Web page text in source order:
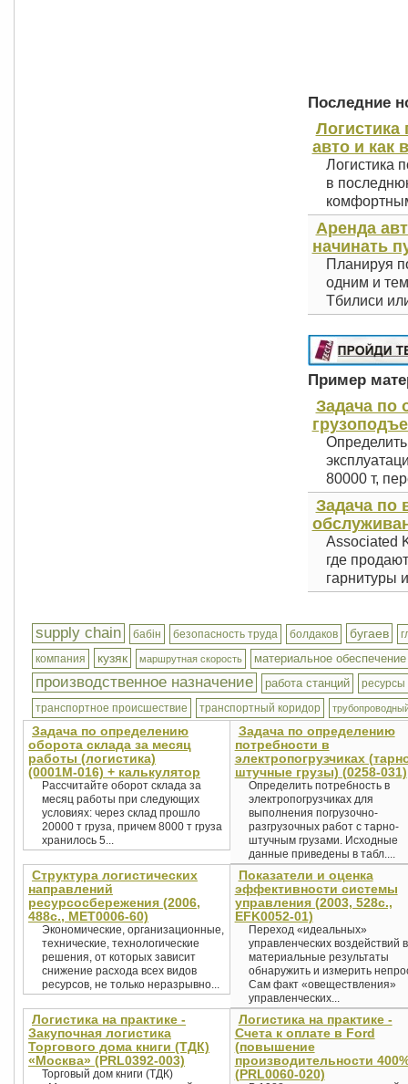
Последние
Логистика
авто и как
Логистика
в
Аренда
начинать
Планируя
одним и
Тбилиси
Пример
Задача по
80000 т,
Задача по
Associated
где
гарнитуры
supply chain бабін безопасность труда болдаков бугаев
компания
кузяк маршрутная скорость материальное обеспечение
производственное назначение работа станций
ресурсы
транспортное происшествие
транспортный коридор
Задача по определению
оборота склада за месяц
работы (логистика)
(0001М-016) + калькулятор
Рассчитайте оборот склада за
месяц работы при следующих
условиях: через склад прошло
20000 т груза, причем 8000 т груза
хранилось 5...
Задача по определению
потребности в
электропогрузчиках
штучные грузы) (0258-031)
Определить потребность в
электропогрузчиках для
выполнения погрузочно-
разгрузочных работ с тарно-
штучным грузами. Исходные
данные приведены в табл....
Структура логистических
направлений
ресурсосбережения (2006,
488с., MET0006-60)
Экономические, организационные,
технические, технологические
решения, от которых зависит
снижение расхода всех видов
ресурсов, не только неразрывно...
Показатели и оценка
эффективности системы
управления (2003, 528c.,
EFK0052-01)
Переход «идеальных»
управленческих воздействий в
материальные результаты
обнаружить и измерить
Сам факт «овеществления»
управленческих...
Логистика на практике -
Закупочная логистика
Торгового дома книги (ТДК)
«Москва» (PRL0392-003)
Торговый дом книги (ТДК)
Логистика на практике -
Счета к оплате в Ford
(повышение
производительности
(PRL0060-020)